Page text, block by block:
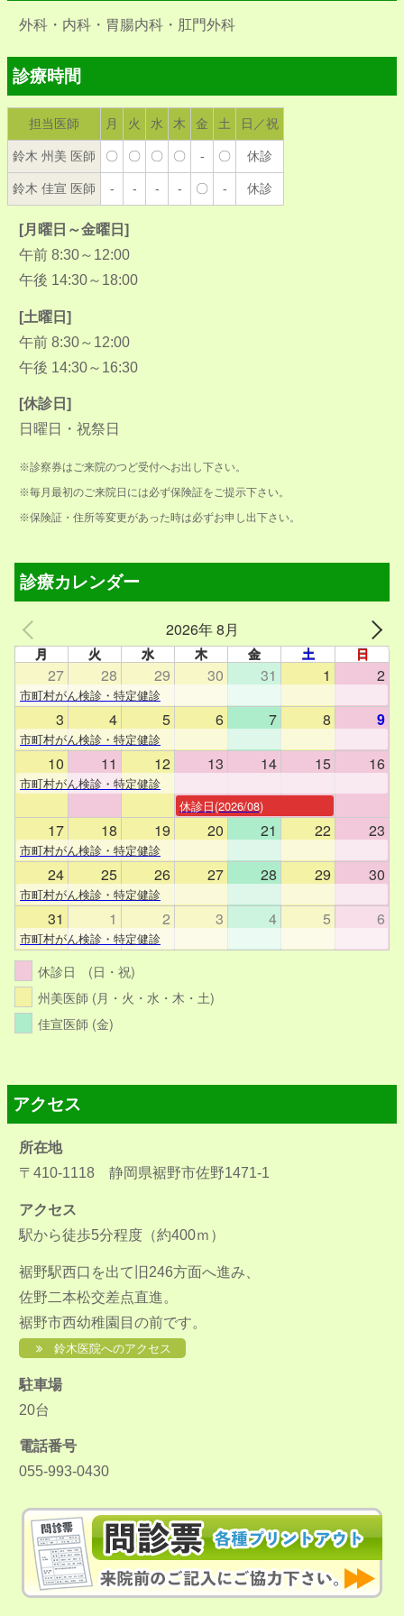
外科・内科・胃腸内科・肛門外科
診療時間
担当医師 月 火 水 木 金 土 日／祝
鈴木 州美 医師 〇 〇 〇 〇 - 〇 休診
鈴木 佳宣 医師 - - - - 〇 - 休診
[月曜日～金曜日]
午前 8:30～12:00
午後 14:30～18:00
[土曜日]
午前 8:30～12:00
午後 14:30～16:30
[休診日]
日曜日・祝祭日
※診察券はご来院のつど受付へお出し下さい。
※毎月最初のご来院日には必ず保険証をご提示下さい。
※保険証・住所等変更があった時は必ずお申し出下さい。
診療カレンダー
2026年 8月
月 火 水 木 金 土 日
27 28 29 30 31 1 2
市町村がん検診・特定健診
3 4 5 6 7 8 9
市町村がん検診・特定健診
10 11 12 13 14 15 16
市町村がん検診・特定健診
休診日(2026/08)
17 18 19 20 21 22 23
市町村がん検診・特定健診
24 25 26 27 28 29 30
市町村がん検診・特定健診
31 1 2 3 4 5 6
市町村がん検診・特定健診
休診日 (日・祝)
州美医師 (月・火・水・木・土)
佳宣医師 (金)
アクセス
所在地
〒410-1118 静岡県裾野市佐野1471-1
アクセス
駅から徒歩5分程度（約400ｍ）
裾野駅西口を出て旧246方面へ進み、
佐野二本松交差点直進。
裾野市西幼稚園目の前です。
鈴木医院へのアクセス
駐車場
20台
電話番号
055-993-0430